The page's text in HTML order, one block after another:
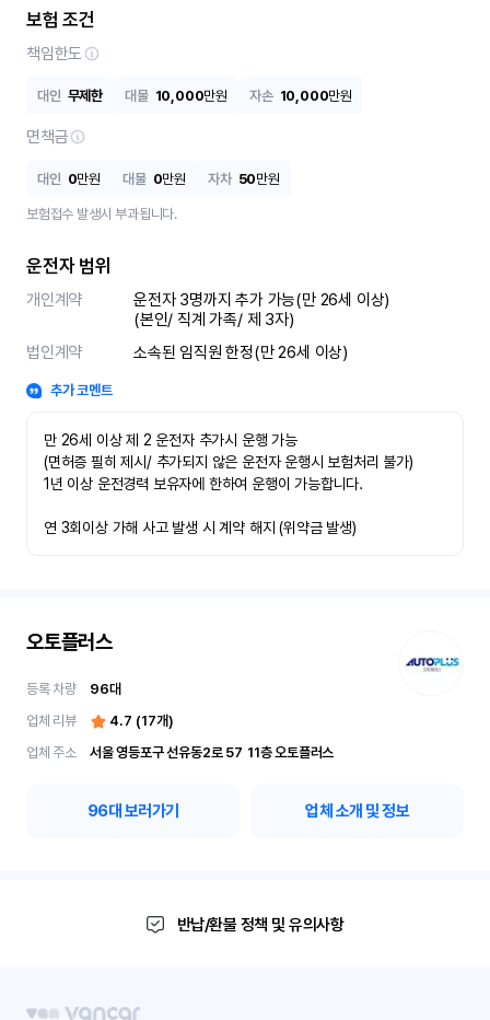
보험 조건
책임한도
대인 무제한 대물 10,000만원 자손 10,000만원
면책금
대인 0만원 대물 0만원 자차 50만원
보험접수 발생시 부과됩니다.
운전자 범위
개인계약
운전자 3명까지 추가 가능(만 26세 이상)
(본인/ 직계 가족/ 제 3자)
법인계약
소속된 임직원 한정(만 26세 이상)
추가 코멘트
만 26세 이상 제 2 운전자 추가시 운행 가능
(면허증 필히 제시/ 추가되지 않은 운전자 운행시 보험처리 불가)
1년 이상 운전경력 보유자에 한하여 운행이 가능합니다.
연 3회이상 가해 사고 발생 시 계약 해지 (위약금 발생)
오토플러스
등록 차량 96대
업체 리뷰
4.7 (17개)
업체 주소
서울 영등포구 선유동2로 57	11층 오토플러스
96대 보러가기 업체 소개 및 정보
반납/환불 정책 및 유의사항